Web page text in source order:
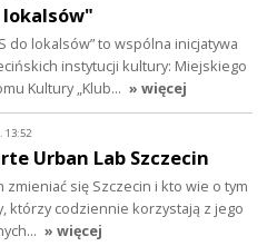
lokalsów"
do lokalsów” to wspólna inicjatywa
instytucji kultury: Miejskiego
Kultury „Klub… » więcej
13:52
Urban Lab Szczecin
zmieniać się Szczecin i kto wie o tym
którzy codziennie korzystają z jego
» więcej